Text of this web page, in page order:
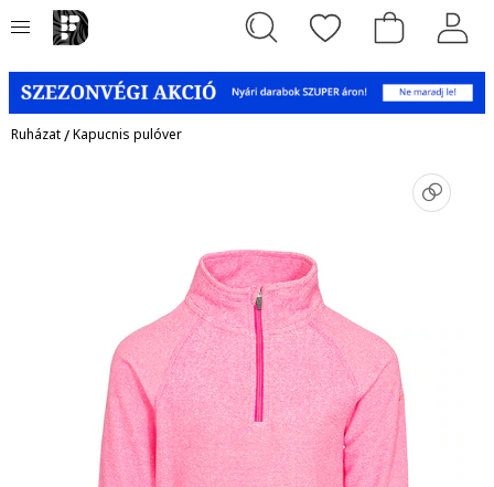
Ruházat/Kapucnis pulóver